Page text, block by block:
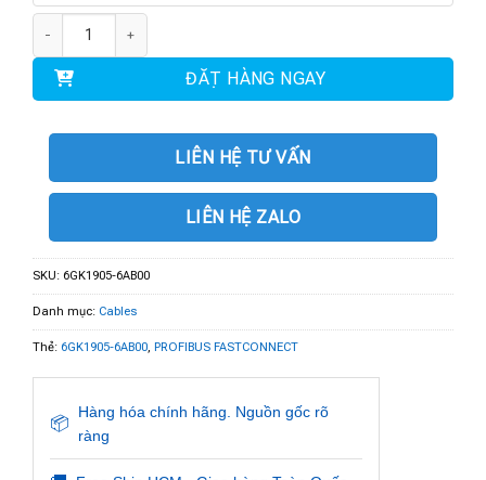
ĐẶT HÀNG NGAY
LIÊN HỆ TƯ VẤN
LIÊN HỆ ZALO
SKU: 6GK1905-6AB00
Danh mục: Cables
Thẻ: 6GK1905-6AB00, PROFIBUS FASTCONNECT
📦
Hàng hóa chính hãng. Nguồn gốc rõ
ràng